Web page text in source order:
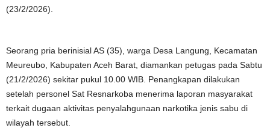
(23/2/2026).
Seorang pria berinisial AS (35), warga Desa Langung, Kecamatan
Meureubo, Kabupaten Aceh Barat, diamankan petugas pada Sabtu
(21/2/2026) sekitar pukul 10.00 WIB. Penangkapan dilakukan
setelah personel Sat Resnarkoba menerima laporan masyarakat
terkait dugaan aktivitas penyalahgunaan narkotika jenis sabu di
wilayah tersebut.